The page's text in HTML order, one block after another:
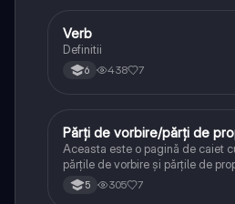
Limba și literatura română
Verb
Definitii
6 438 7
Limba și literatura română
Părți de vorbire/părți de
Aceasta este o pagină de caiet
părțile de vorbire și părțile de
subiectul, atributul, substantivul
clare și exemple.Textul este
5 305 7